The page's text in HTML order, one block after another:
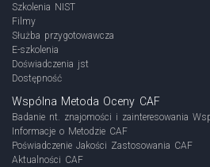
Szkolenia NIST
Filmy
Służba przygotowawcza
E-szkolenia
Doświadczenia jst
Dostępność
Wspólna Metoda Oceny CAF
Badanie nt. znajomości i zainteresowania
Informacje o Metodzie CAF
Poświadczenie Jakości Zastosowania CAF
Aktualności CAF